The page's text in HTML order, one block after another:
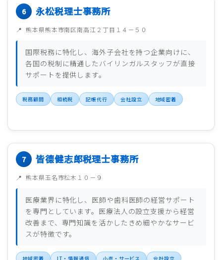
永松税理士事務所
熊本県熊本市南区南高江２丁目１４－５０
国際税務に特化し、海外子会社を持つ企業向けに、
各国の税制に精通したバイリンガルスタッフが直接
サポートを提供します。
税務顧問 相続税 記帳代行 会社設立 地域密着
皆德健志郎税理士事務所
熊本県玉名市松木１０－９
医療業界に特化し、医師や歯科医師の経営サポート
を専門としています。医療法人の設立支援から経営
改善まで、専門知識を活かしたきめ細やかなサービ
スが特徴です。
地域密着 IT・情報通信 小売・サービス 会社設立